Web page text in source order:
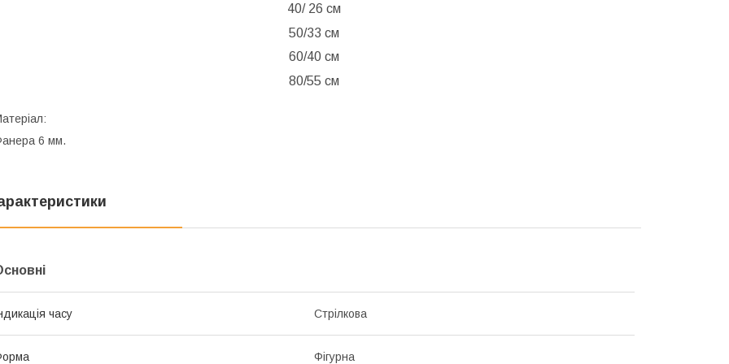
40/ 26 см
50/33 см
60/40 см
80/55 см
6 мм.
часу Стрілкова
Фігурна